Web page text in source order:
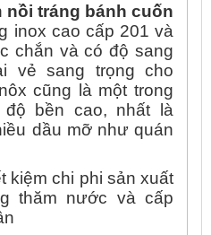
nồi tráng bánh cuốn
inox cao cấp 201 và
chắn và có độ sang
vẻ sang trọng cho
cũng là một trong
bền cao, nhất là
dầu mỡ như quán
kiệm chi phi sản xuất
thăm nước và cấp